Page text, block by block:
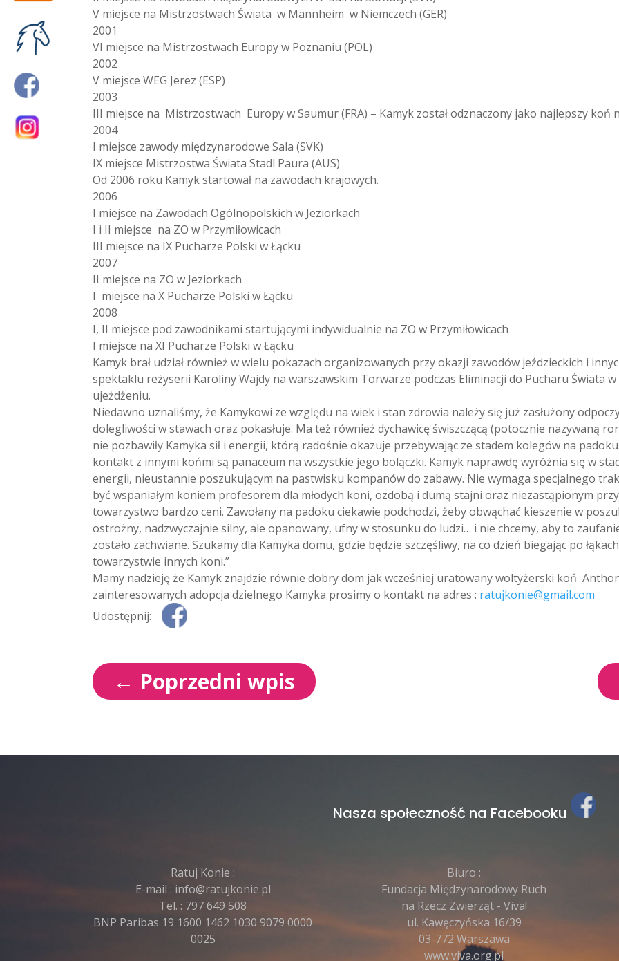
V miejsce na Mistrzostwach Świata w Mannheim w Niemczech (GER)
2001
VI miejsce na Mistrzostwach Europy w Poznaniu (POL)
2002
V miejsce WEG Jerez (ESP)
2003
III miejsce na Mistrzostwach Europy w Saumur (FRA) – Kamyk został odznaczony jako najlepszy koń
2004
I miejsce zawody międzynarodowe Sala (SVK)
IX miejsce Mistrzostwa Świata Stadl Paura (AUS)
Od 2006 roku Kamyk startował na zawodach krajowych.
2006
I miejsce na Zawodach Ogólnopolskich w Jeziorkach
I i II miejsce na ZO w Przymiłowicach
III miejsce na IX Pucharze Polski w Łącku
2007
II miejsce na ZO w Jeziorkach
I miejsce na X Pucharze Polski w Łącku
2008
I, II miejsce pod zawodnikami startującymi indywidualnie na ZO w Przymiłowicach
I miejsce na XI Pucharze Polski w Łącku
Kamyk brał udział również w wielu pokazach organizowanych przy okazji zawodów jeździeckich i
spektaklu reżyserii Karoliny Wajdy na warszawskim Torwarze podczas Eliminacji do Pucharu Świata
ujeżdżeniu.
Niedawno uznaliśmy, że Kamykowi ze względu na wiek i stan zdrowia należy się już zasłużony
dolegliwości w stawach oraz pokasłuje. Ma też również dychawicę świszczącą (potocznie nazywaną
nie pozbawiły Kamyka sił i energii, którą radośnie okazuje przebywając ze stadem kolegów na
kontakt z innymi końmi są panaceum na wszystkie jego bolączki. Kamyk naprawdę wyróżnia się w
energii, nieustannie poszukującym na pastwisku kompanów do zabawy. Nie wymaga specjalnego
być wspaniałym koniem profesorem dla młodych koni, ozdobą i dumą stajni oraz niezastąpionym
towarzystwo bardzo ceni. Zawołany na padoku ciekawie podchodzi, żeby obwąchać kieszenie w
ostrożny, nadzwyczajnie silny, ale opanowany, ufny w stosunku do ludzi… i nie chcemy, aby to
zostało zachwiane. Szukamy dla Kamyka domu, gdzie będzie szczęśliwy, na co dzień biegając po
towarzystwie innych koni.”
Mamy nadzieję że Kamyk znajdzie równie dobry dom jak wcześniej uratowany woltyżerski koń
zainteresowanych adopcja dzielnego Kamyka prosimy o kontakt na adres : ratujkonie@gmail.com
Udostępnij:
← Poprzedni wpis
Nasza społeczność na Facebooku
Ratuj Konie :
E-mail : info@ratujkonie.pl
Tel. : 797 649 508
BNP Paribas 19 1600 1462 1030 9079 0000
0025
Biuro :
Fundacja Międzynarodowy Ruch
na Rzecz Zwierząt - Viva!
ul. Kawęczyńska 16/39
03-772 Warszawa
www.viva.org.pl